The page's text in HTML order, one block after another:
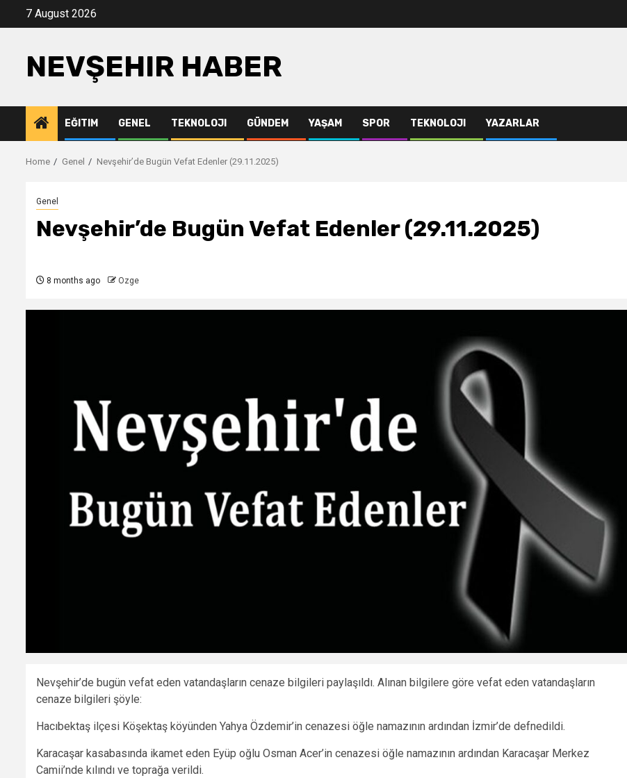
7 August 2026
NEVŞEHIR HABER
EĞITIM GENEL TEKNOLOJI GÜNDEM YAŞAM SPOR TEKNOLOJI YAZARLAR
Home Genel Nevşehir’de Bugün Vefat Edenler (29.11.2025)
Genel
Nevşehir’de Bugün Vefat Edenler (29.11.2025)
8 months ago Ozge
Nevşehir’de bugün vefat eden vatandaşların cenaze bilgileri paylaşıldı. Alınan bilgilere göre vefat eden vatandaşların
cenaze bilgileri şöyle:
Hacıbektaş ilçesi Köşektaş köyünden Yahya Özdemir’in cenazesi öğle namazının ardından İzmir’de defnedildi.
Karacaşar kasabasında ikamet eden Eyüp oğlu Osman Acer’in cenazesi öğle namazının ardından Karacaşar Merkez
Camii’nde kılındı ve toprağa verildi.